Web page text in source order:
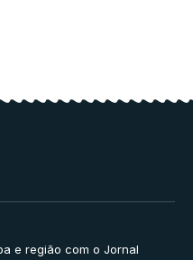
e região com o Jornal